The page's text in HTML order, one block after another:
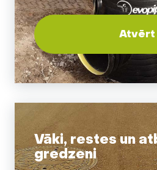
Atvērt
Vāki, restes un
gredzeni